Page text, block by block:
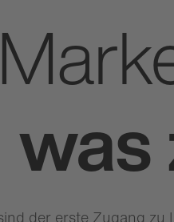
was
der erste Zugang